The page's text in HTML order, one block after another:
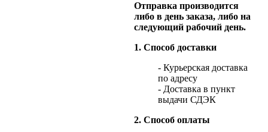
Отправка производится
либо в день заказа, либо на
следующий рабочий день.
1. Способ доставки
- Курьерская доставка
по адресу
- Доставка в пункт
выдачи СДЭК
2. Способ оплаты